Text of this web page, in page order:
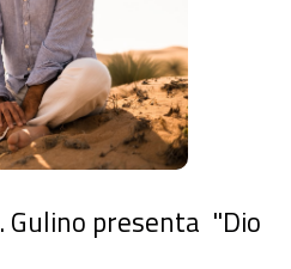
Gulino presenta "Dio